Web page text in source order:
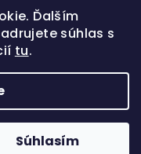
Ďalším
súhlas s
tu.
Súhlasím
cookies